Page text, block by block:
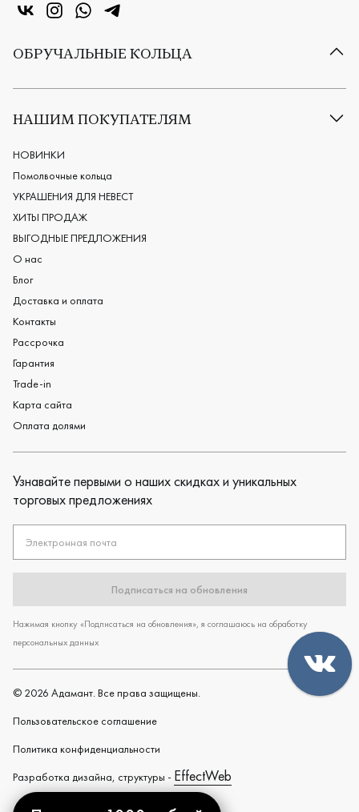
«Центр колец» в VK
«Центр колец» в Instagram
«Центр колец» в Whatsapp
«Центр колец» в Telegram
ОБРУЧАЛЬНЫЕ КОЛЬЦА
Все обручальные кольца
Европейские обручальные кольца
Мужские обручальные кольца
Женские обручальные кольца
Обручальные кольца из платины
Дизайнерские обручальные кольца
Черные обручальные кольца
НАШИМ ПОКУПАТЕЛЯМ
НОВИНКИ
Помолвочные кольца
УКРАШЕНИЯ ДЛЯ НЕВЕСТ
ХИТЫ ПРОДАЖ
ВЫГОДНЫЕ ПРЕДЛОЖЕНИЯ
О нас
Блог
Доставка и оплата
Контакты
Рассрочка
Гарантия
Trade-in
Карта сайта
Оплата долями
Узнавайте первыми о наших скидках и уникальных
торговых предложениях
Электронная почта
Подписаться на обновления
Нажимая кнопку «Подписаться на обновления», я соглашаюсь на обработку
персональных данных
© 2026 Адамант. Все права защищены.
Пользовательское cоглашение
Политика конфиденциальности
Разработка дизайна, структуры - EffectWeb